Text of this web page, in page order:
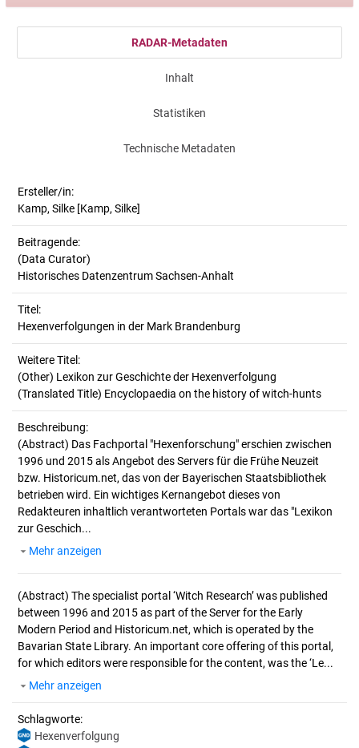
RADAR-Metadaten
Inhalt
Statistiken
Technische Metadaten
Ersteller/in:
Kamp, Silke [Kamp, Silke]
Beitragende:
(Data Curator)
Historisches Datenzentrum Sachsen-Anhalt
Titel:
Hexenverfolgungen in der Mark Brandenburg
Weitere Titel:
(Other) Lexikon zur Geschichte der Hexenverfolgung
(Translated Title) Encyclopaedia on the history of witch-hunts
Beschreibung:
(Abstract) Das Fachportal "Hexenforschung" erschien zwischen
1996 und 2015 als Angebot des Servers für die Frühe Neuzeit
bzw. Historicum.net, das von der Bayerischen Staatsbibliothek
betrieben wird. Ein wichtiges Kernangebot dieses von
Redakteuren inhaltlich verantworteten Portals war das "Lexikon
zur Geschich...
Mehr anzeigen
(Abstract) The specialist portal ‘Witch Research’ was published
between 1996 and 2015 as part of the Server for the Early
Modern Period and Historicum.net, which is operated by the
Bavarian State Library. An important core offering of this portal,
for which editors were responsible for the content, was the ‘Le...
Mehr anzeigen
Schlagworte:
Hexenverfolgung